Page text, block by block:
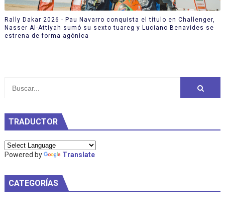
Rally Dakar 2026 - Pau Navarro conquista el título en Challenger,
Nasser Al-Attiyah sumó su sexto tuareg y Luciano Benavides se
estrena de forma agónica
TRADUCTOR
Powered by Translate
CATEGORÍAS